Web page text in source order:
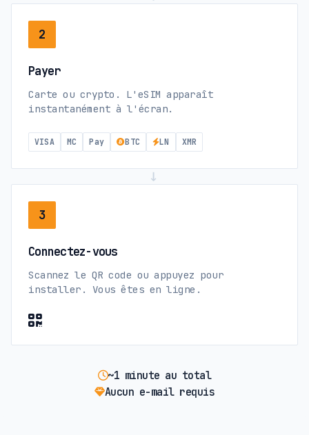
2
Payer
Carte ou crypto. L'eSIM apparaît
instantanément à l'écran.
VISA MC Pay BTC LN XMR
→
3
Connectez-vous
Scannez le QR code ou appuyez pour
installer. Vous êtes en ligne.
~1 minute au total
Aucun e-mail requis